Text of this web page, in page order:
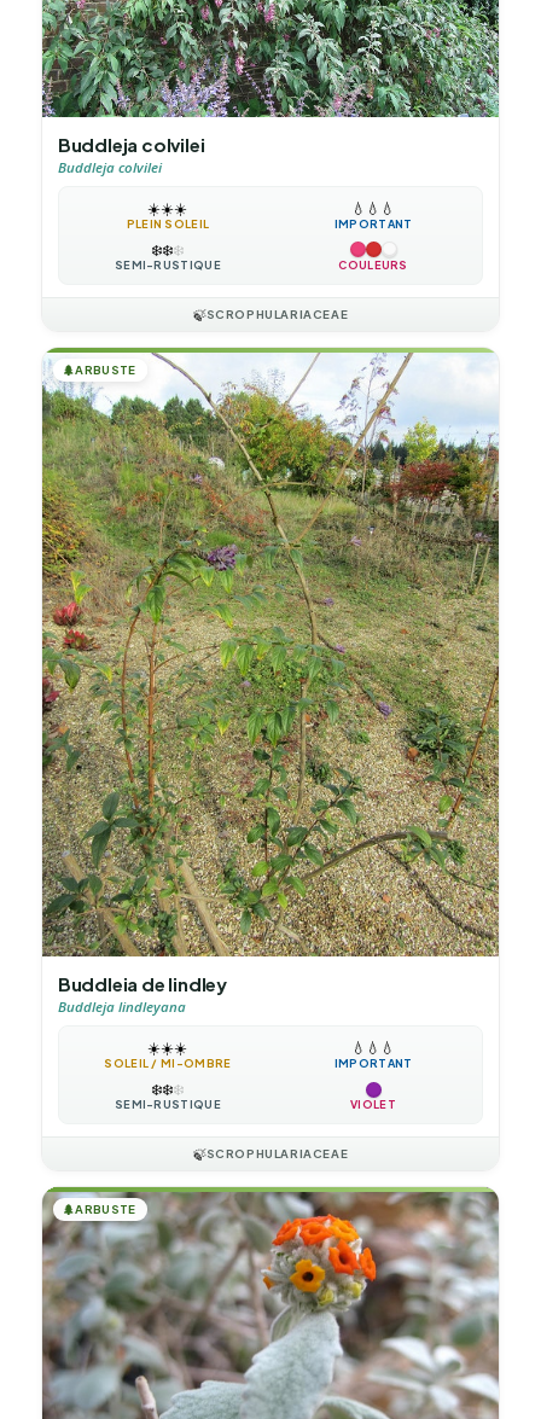
Buddleja colvilei
Buddleja colvilei
☀️☀️☀️
PLEIN SOLEIL
💧 💧 💧
IMPORTANT
❄️❄️❄️
SEMI-RUSTIQUE COULEURS
🍃SCROPHULARIACEAE
🌲ARBUSTE
Buddleia de lindley
Buddleja lindleyana
☀️☀️☀️
SOLEIL / MI-OMBRE
💧 💧 💧
IMPORTANT
❄️❄️❄️
SEMI-RUSTIQUE VIOLET
🍃SCROPHULARIACEAE
🌲ARBUSTE